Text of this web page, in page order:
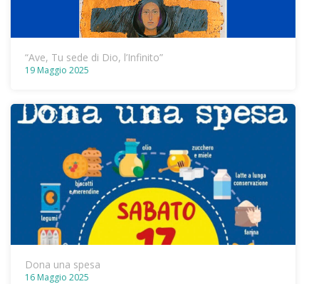
“Ave, Tu sede di Dio, l’Infinito”
19 Maggio 2025
Dona una spesa
16 Maggio 2025